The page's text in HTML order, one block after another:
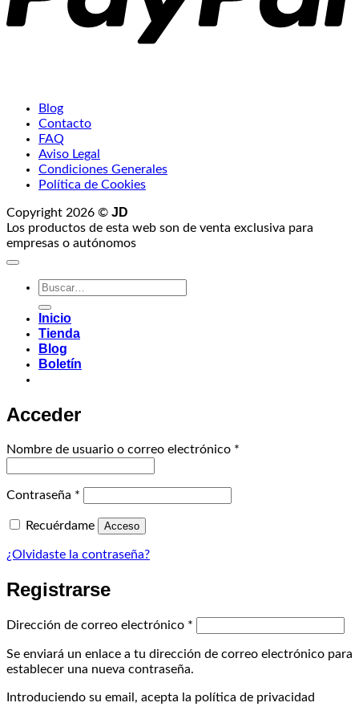
Blog
Contacto
FAQ
Aviso Legal
Condiciones Generales
Política de Cookies
Copyright 2026 © JD
Los productos de esta web son de venta exclusiva para
empresas o autónomos
Buscar
Inicio
Tienda
Blog
Boletín
Acceder
Nombre de usuario o correo electrónico *
Contraseña *
Recuérdame Acceso
¿Olvidaste la contraseña?
Registrarse
Dirección de correo electrónico *
Se enviará un enlace a tu dirección de correo electrónico para
establecer una nueva contraseña.
Introduciendo su email, acepta la política de privacidad